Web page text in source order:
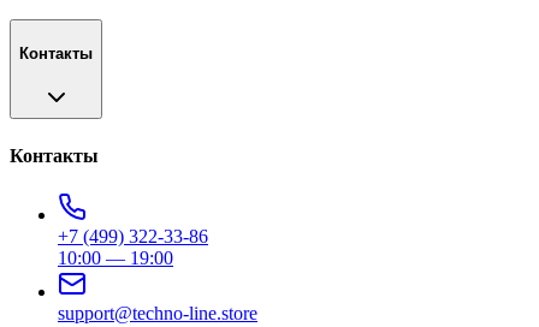
Контакты
Контакты
+7 (499) 322-33-86
10:00 — 19:00
support@techno-line.store